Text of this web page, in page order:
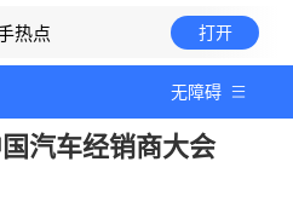
热点 打开
无障碍
汽车经销商大会